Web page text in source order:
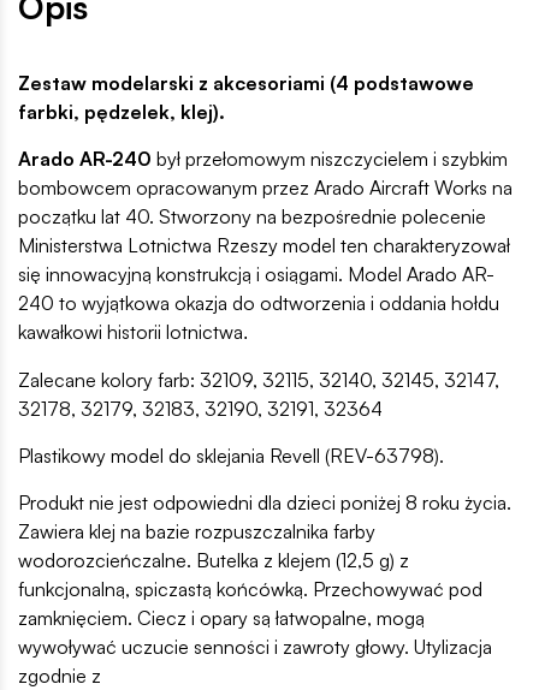
Zestaw modelarski z akcesoriami (4 podstawowe
farbki, pędzelek, klej).
Arado AR-240 był przełomowym niszczycielem i szybkim
bombowcem opracowanym przez Arado Aircraft Works na
początku lat 40. Stworzony na bezpośrednie polecenie
Ministerstwa Lotnictwa Rzeszy model ten charakteryzował
się innowacyjną konstrukcją i osiągami. Model Arado AR-
240 to wyjątkowa okazja do odtworzenia i oddania hołdu
kawałkowi historii lotnictwa.
Zalecane kolory farb: 32109, 32115, 32140, 32145, 32147,
32178, 32179, 32183, 32190, 32191, 32364
Plastikowy model do sklejania Revell (REV-63798).
Produkt nie jest odpowiedni dla dzieci poniżej 8 roku życia.
Zawiera klej na bazie rozpuszczalnika farby
wodorozcieńczalne. Butelka z klejem (12,5 g) z
funkcjonalną, spiczastą końcówką. Przechowywać pod
zamknięciem. Ciecz i opary są łatwopalne, mogą
wywoływać uczucie senności i zawroty głowy. Utylizacja
zgodnie z